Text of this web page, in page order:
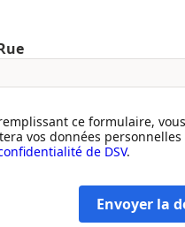
ce formulaire,
vos données
de DSV.
Envoyer la